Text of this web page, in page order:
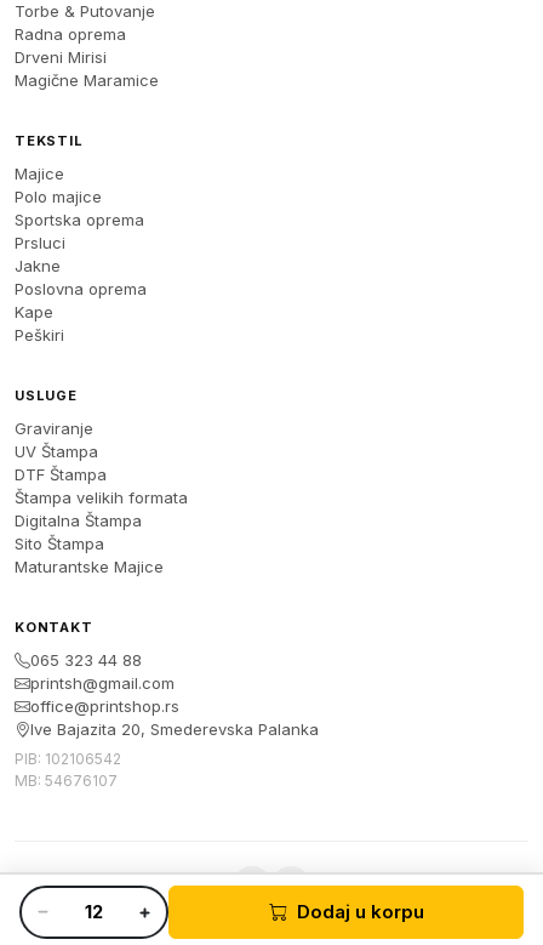
Dodaj u korpu
Torbe & Putovanje
Radna oprema
Drveni Mirisi
Magične Maramice
TEKSTIL
Majice
Polo majice
Sportska oprema
Prsluci
Jakne
Poslovna oprema
Kape
Peškiri
USLUGE
Graviranje
UV Štampa
DTF Štampa
Štampa velikih formata
Digitalna Štampa
Sito Štampa
Maturantske Majice
KONTAKT
065 323 44 88
printsh@gmail.com
office@printshop.rs
Ive Bajazita 20, Smederevska Palanka
PIB: 102106542
MB: 54676107
© 2026 Print Shop. Sva prava zadržana.